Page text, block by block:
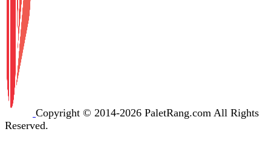
Copyright © 2014-2026 PaletRang.com All Rights
Reserved.